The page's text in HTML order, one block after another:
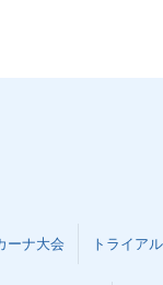
ーナ大会 トライア